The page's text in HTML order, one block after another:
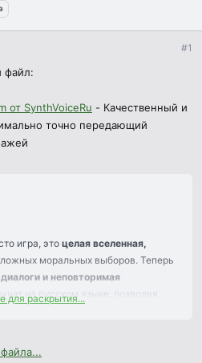
#1
файл:
от SynthVoiceRu - Качественный и
точно передающий
игра, это целая вселенная,
моральных выборов. Теперь
и неповторимая
на русском языке, позволяя
для раскрытия...